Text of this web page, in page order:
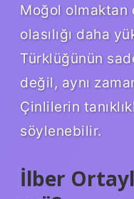
Moğol olmaktan
olasılığı daha
Türklüğünün
değil, aynı
Çinlilerin
söylenebilir.
İlber